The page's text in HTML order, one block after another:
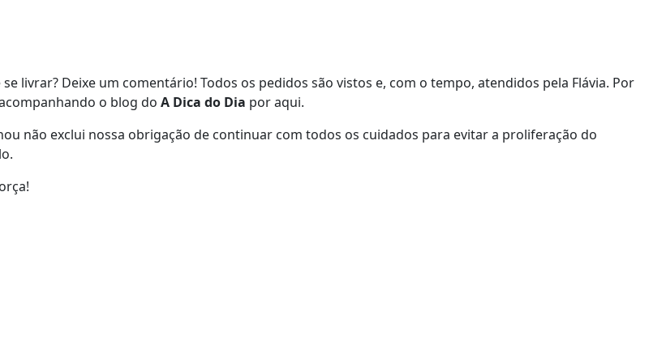
livrar? Deixe um comentário! Todos os pedidos são vistos e, com o tempo, atendidos pela Flávia. Por
o blog do A Dica do Dia por aqui.
não exclui nossa obrigação de continuar com todos os cuidados para evitar a proliferação do